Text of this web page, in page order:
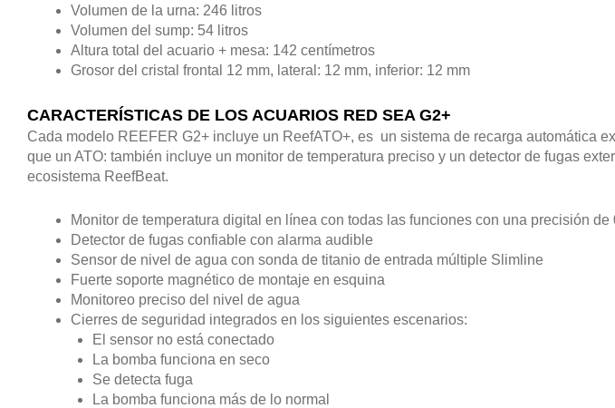
Volumen de la urna: 246 litros
Volumen del sump: 54 litros
Altura total del acuario + mesa: 142 centímetros
Grosor del cristal frontal 12 mm, lateral: 12 mm, inferior: 12 mm
CARACTERÍSTICAS DE LOS ACUARIOS RED SEA G2+
Cada modelo REEFER G2+ incluye un ReefATO+, es un sistema de recarga automática
que un ATO: también incluye un monitor de temperatura preciso y un detector de fugas
ecosistema ReefBeat.
Monitor de temperatura digital en línea con todas las funciones con una precisión de
Detector de fugas confiable con alarma audible
Sensor de nivel de agua con sonda de titanio de entrada múltiple Slimline
Fuerte soporte magnético de montaje en esquina
Monitoreo preciso del nivel de agua
Cierres de seguridad integrados en los siguientes escenarios:
El sensor no está conectado
La bomba funciona en seco
Se detecta fuga
La bomba funciona más de lo normal